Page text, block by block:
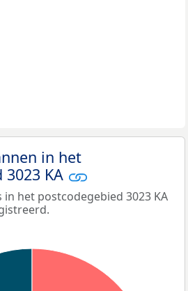
in het
KA
in het postcodegebied 3023 KA